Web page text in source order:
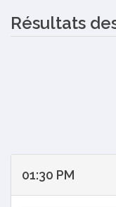
Résultats
01:30 PM